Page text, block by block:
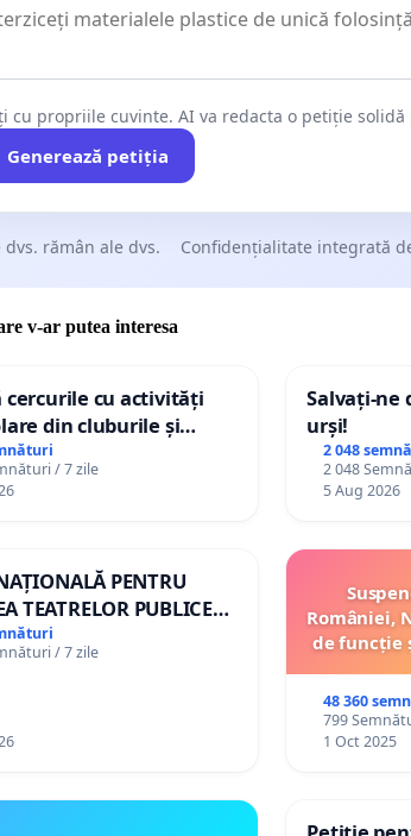
cu propriile cuvinte. AI va redacta o petiție solidă
Generează petiția
dvs. rămân ale dvs. Confidențialitate integrată
v-ar putea interesa
cercurile cu activități
din cluburile și
/ 7 zile
Salvați-ne
urși!
2 048
2 048
5 Aug 2026
PENTRU
TEATRELOR PUBLICE
DIN ROMÂNIA
/ 7 zile
României,
de funcție
48 360
799
1 Oct 2025